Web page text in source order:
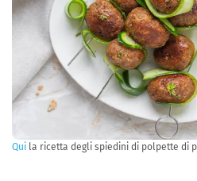
Qui la ricetta degli spiedini di polpette di